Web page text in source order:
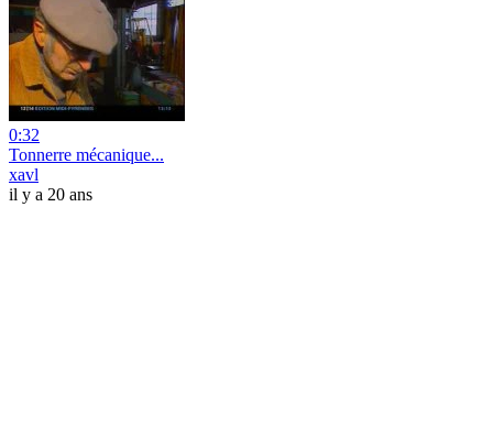
0:32
Tonnerre mécanique...
xavl
il y a 20 ans